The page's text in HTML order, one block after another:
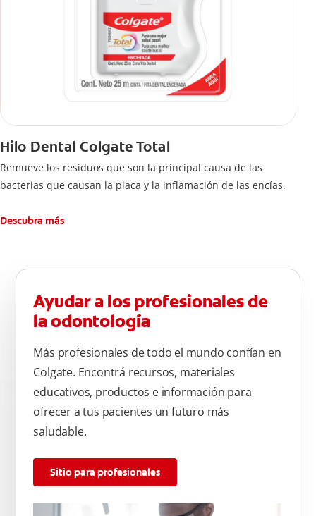
Hilo Dental Colgate Total
Remueve los residuos que son la principal causa de las
bacterias que causan la placa y la inflamación de las encías.
Descubra más
Ayudar a los profesionales de
la odontología
Más profesionales de todo el mundo confían en
Colgate. Encontrá recursos, materiales
educativos, productos e información para
ofrecer a tus pacientes un futuro más
saludable.
Sitio para profesionales